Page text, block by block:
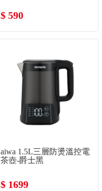
$ 590
aiwa 1.5L三層防燙溫控電
茶壺-爵士黑
$ 1699